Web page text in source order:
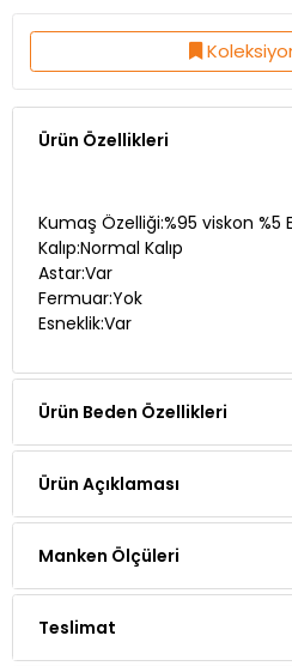
Ürün Özellikleri
Kumaş Özelliği:%95 viskon %5
Kalıp:Normal Kalıp
Astar:Var
Fermuar:Yok
Esneklik:Var
Ürün Beden Özellikleri
Ürün Açıklaması
Manken Ölçüleri
Teslimat